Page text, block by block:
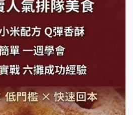
盟說明會
盟說明會
明會